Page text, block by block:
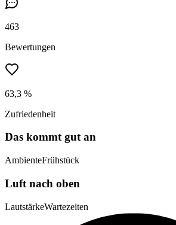
463
Bewertungen
63,3 %
Zufriedenheit
Das kommt gut an
AmbienteFrühstück
Luft nach oben
LautstärkeWartezeiten